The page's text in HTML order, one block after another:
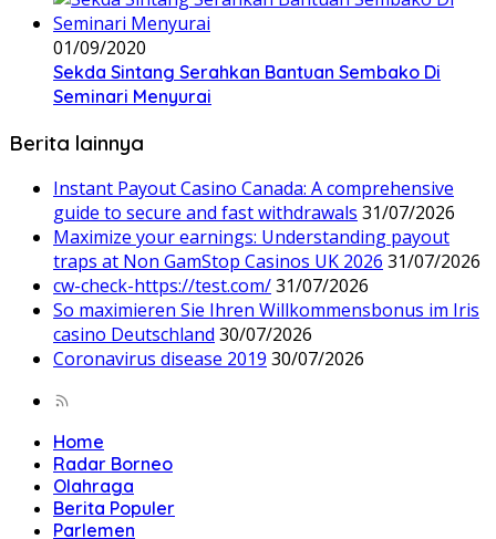
01/09/2020
Sekda Sintang Serahkan Bantuan Sembako Di
Seminari Menyurai
Berita lainnya
Instant Payout Casino Canada: A comprehensive
guide to secure and fast withdrawals 31/07/2026
Maximize your earnings: Understanding payout
traps at Non GamStop Casinos UK 2026 31/07/2026
cw-check-https://test.com/31/07/2026
So maximieren Sie Ihren Willkommensbonus im Iris
casino Deutschland 30/07/2026
Coronavirus disease 2019 30/07/2026
Home
Radar Borneo
Olahraga
Berita Populer
Parlemen